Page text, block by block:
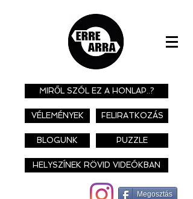
MIRŐL SZÓL EZ A HONLAP..?
VÉLEMÉNYEK FELIRATKOZÁS
BLOGUNK PUZZLE
HELYSZÍNEK RÖVID VIDEÓKBAN
Megosztás